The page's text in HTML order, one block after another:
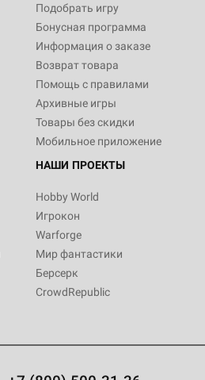
Подобрать игру
Бонусная программа
Информация о заказе
Возврат товара
Помощь с правилами
Архивные игры
Товары без скидки
Мобильное приложение
НАШИ ПРОЕКТЫ
Hobby World
Игрокон
Warforge
Мир фантастики
Берсерк
CrowdRepublic